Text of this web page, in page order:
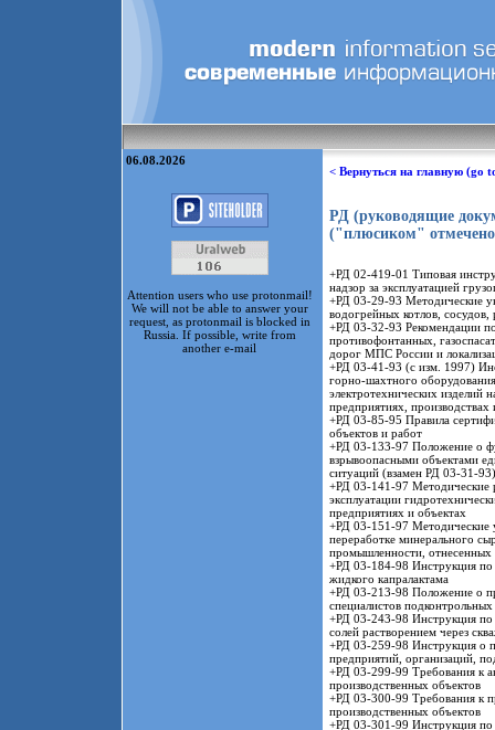
06.08.2026
Attention users who use protonmail!
We will not be able to answer your
request, as protonmail is blocked in
Russia. If possible, write from
another e-mail
< Вернуться на главную (go
РД (руководящие
("плюсиком"
+РД 02-419-01 Типовая
надзор за эксплуатацией
+РД 03-29-93 Методические
водогрейных котлов,
+РД 03-32-93 Рекомендации
противофонтанных,
дорог МПС России и
+РД 03-41-93 (с изм. 1997)
горно-шахтного
электротехнических
предприятиях, производствах
+РД 03-85-95 Правила
объектов и работ
+РД 03-133-97 Положение о
взрывоопасными объектами
ситуаций (взамен РД 03-31-93)
+РД 03-141-97 Методические
эксплуатации
предприятиях и объектах
+РД 03-151-97 Методические
переработке минерального
промышленности, отнесенных
+РД 03-184-98 Инструкция по
жидкого капралактама
+РД 03-213-98 Положение о
специалистов
+РД 03-243-98 Инструкция по
солей растворением через
+РД 03-259-98 Инструкция о
предприятий, организаций,
+РД 03-299-99 Требования к
производственных объектов
+РД 03-300-99 Требования к
производственных объектов
+РД 03-301-99 Инструкция по